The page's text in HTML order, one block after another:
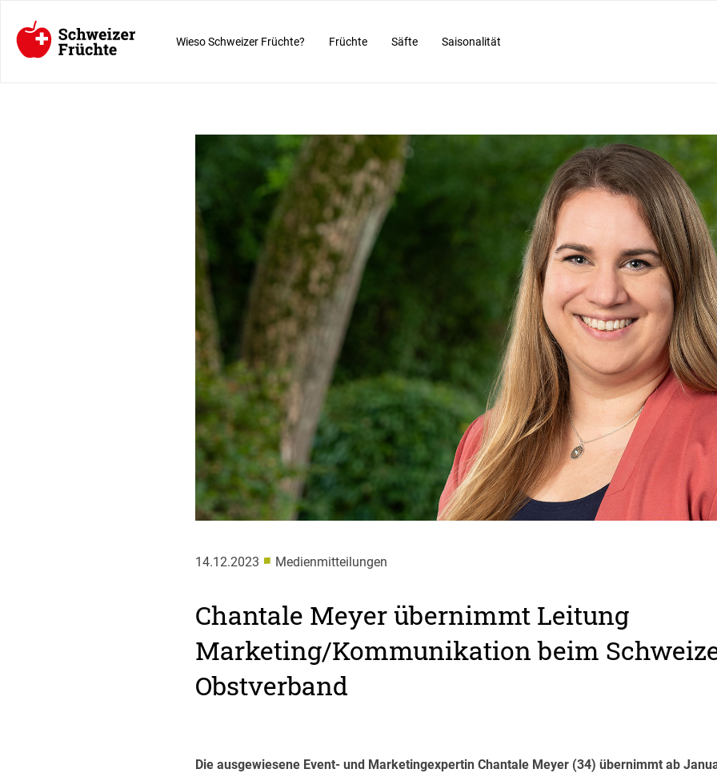
Wieso Schweizer Früchte? Früchte Säfte Saisonalität
14.12.2023 ■ Medienmitteilungen
Chantale Meyer übernimmt Leitung
Marketing/Kommunikation beim
Obstverband
Die ausgewiesene Event- und Marketingexpertin Chantale Meyer (34) übernimmt ab